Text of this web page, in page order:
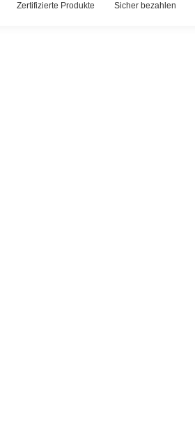
Zertifizierte Produkte Sicher bezahlen